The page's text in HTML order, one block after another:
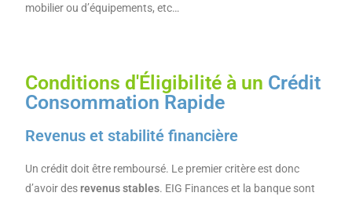
mobilier ou d’équipements, etc…
Conditions d'Éligibilité à un Crédit
Consommation Rapide
Revenus et stabilité financière
Un crédit doit être remboursé. Le premier critère est donc
d’avoir desrevenus stables. EIG Finances et la banque sont